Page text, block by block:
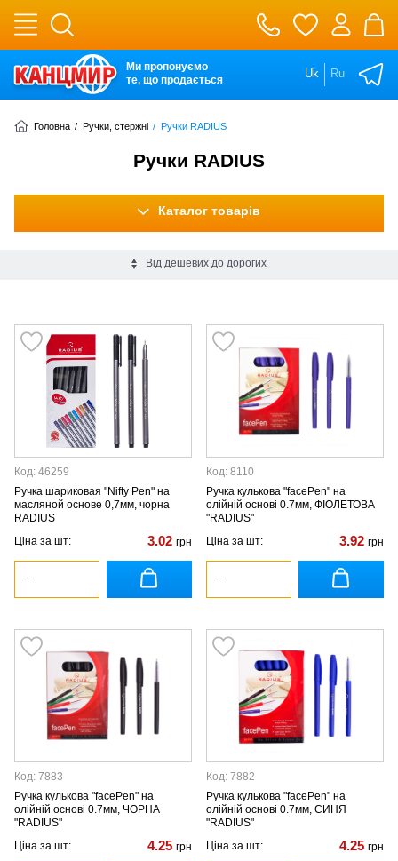
Ми пропонуємо
те, що продається
Uk Ru
Головна / Ручки, стержні / Ручки RADIUS
Ручки RADIUS
Каталог товарів
Від дешевих до дорогих
Код: 46259
Ручка шариковая "Nifty Pen" на
масляной основе 0,7мм, чорна
RADIUS
Ціна за шт:
3.02 грн
Код: 8110
Ручка кулькова "facePen" на
олійній основі 0.7мм, ФІОЛЕТОВА
"RADIUS"
Ціна за шт:
3.92 грн
Код: 7883
Ручка кулькова "facePen" на
олійній основі 0.7мм, ЧОРНА
"RADIUS"
Ціна за шт:
4.25 грн
Код: 7882
Ручка кулькова "facePen" на
олійній основі 0.7мм, СИНЯ
"RADIUS"
Ціна за шт:
4.25 грн